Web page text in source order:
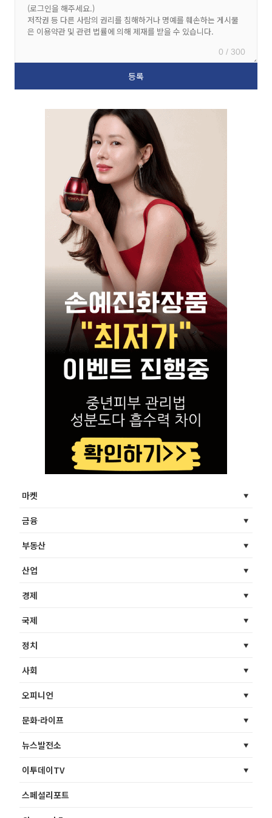
0 / 300
마켓
금융
부동산
산업
경제
국제
정치
사회
오피니언
문화·라이프
뉴스발전소
이투데이TV
스페셜리포트